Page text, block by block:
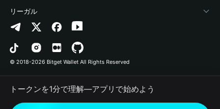
お問い合わせ
ブランドリソース
キャリア
Altcoin Season Index
Prediction Markets
DApp
RWA
プロジェクトを掲載
認証検出
コントラクト検出
一括送金
Arbitrum
Avalanche
Bitcoin
Polygon
リーガル
プライバシーポリシー
利用規約
© 2018-2026 Bitget Wallet All Rights Reserved
トークンを1分で理解―アプリで始めよう